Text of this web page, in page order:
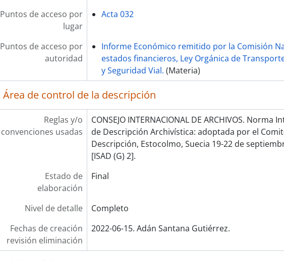
Puntos de acceso por
lugar
Acta 032
Puntos de acceso por
autoridad
Informe Económico remitido por la Comisión
estados financieros, Ley Orgánica de
y Seguridad Vial. (Materia)
Área de control de la descripción
Reglas y/o
convenciones usadas
CONSEJO INTERNACIONAL DE ARCHIVOS. Norma
de Descripción Archivística: adoptada por el
Descripción, Estocolmo, Suecia 19-22 de
[ISAD (G) 2].
Estado de
elaboración
Final
Nivel de detalle
Completo
Fechas de creación
revisión eliminación
2022-06-15. Adán Santana Gutiérrez.